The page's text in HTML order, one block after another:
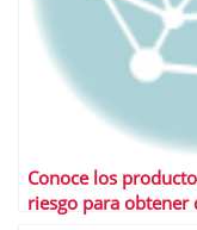
Conoce los
riesgo para obtener